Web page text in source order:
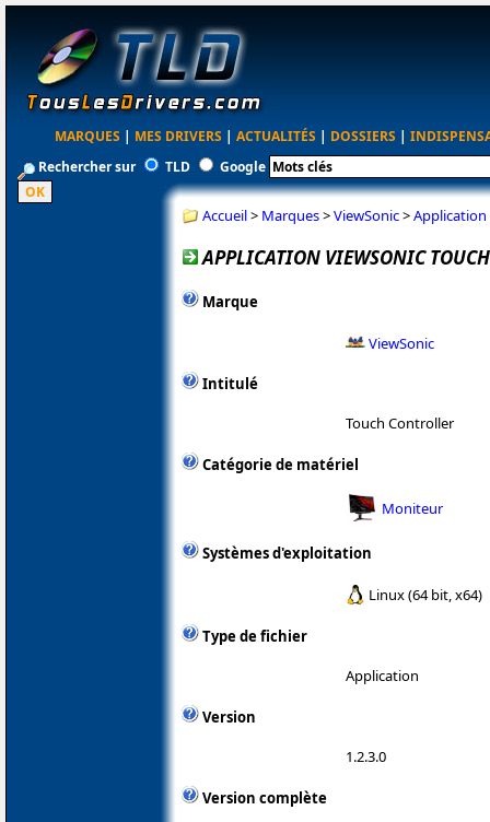
MARQUES | MES DRIVERS | ACTUALITÉS | DOSSIERS |
Rechercher sur
TLD Google
Accueil> Marques>ViewSonic>Application
APPLICATION VIEWSONIC
Marque
ViewSonic
Intitulé
Touch Controller
Catégorie de matériel
Moniteur
Systèmes d'exploitation
Linux (64 bit, x64)
Type de fichier
Application
Version
1.2.3.0
Version complète